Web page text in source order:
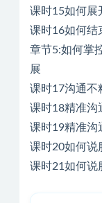
课时15如何展
课时16如何结
章节5:如何掌
展
课时17沟通不
课时18精准沟
课时19精准沟
课时20如何说
课时21如何说